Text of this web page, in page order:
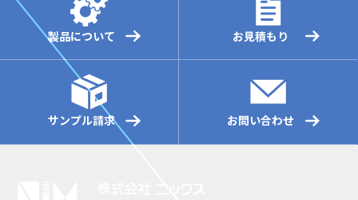
製品について お見積もり
サンプル請求 お問い合わせ